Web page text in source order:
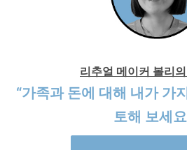
리추얼 메이커 볼리
“가족과 돈에 대해 내가 가
토해 보세